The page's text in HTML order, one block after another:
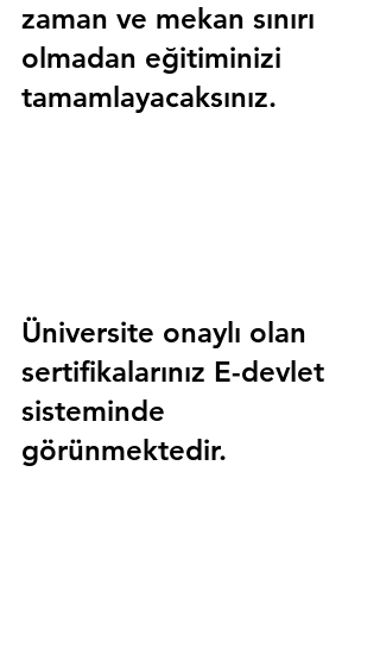
zaman ve mekan sınırı
olmadan eğitiminizi
tamamlayacaksınız.
Üniversite onaylı olan
sertifikalarınız E-devlet
sisteminde
görünmektedir.